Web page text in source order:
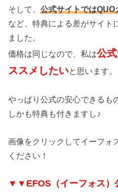
そして、公式サイトでは
など、特典による差がサイト
ました。
価格は同じなので、私は公
ススメしたいと思います。
やっぱり公式の安心できるも
しかも特典も付きますし♪
画像をクリックしてイーフォ
ください！
▼▼EFOS（イーフォス）